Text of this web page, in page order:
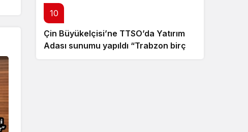
10
Çin Büyükelçisi’ne TTSO’da Yatırım
Adası sunumu yapıldı “Trabzon birçok